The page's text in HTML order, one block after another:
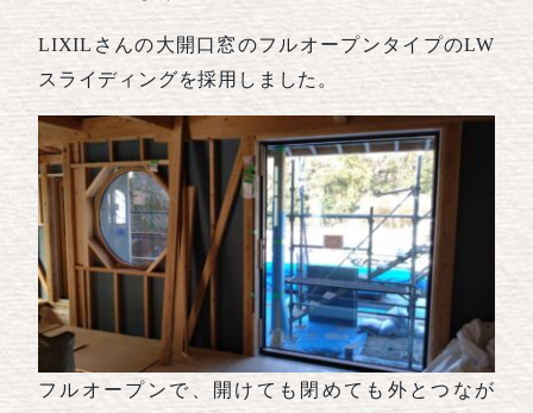
LIXILさんの大開口窓のフルオープンタイプのLW
スライディングを採用しました。
フルオープンで、開けても閉めても外とつなが